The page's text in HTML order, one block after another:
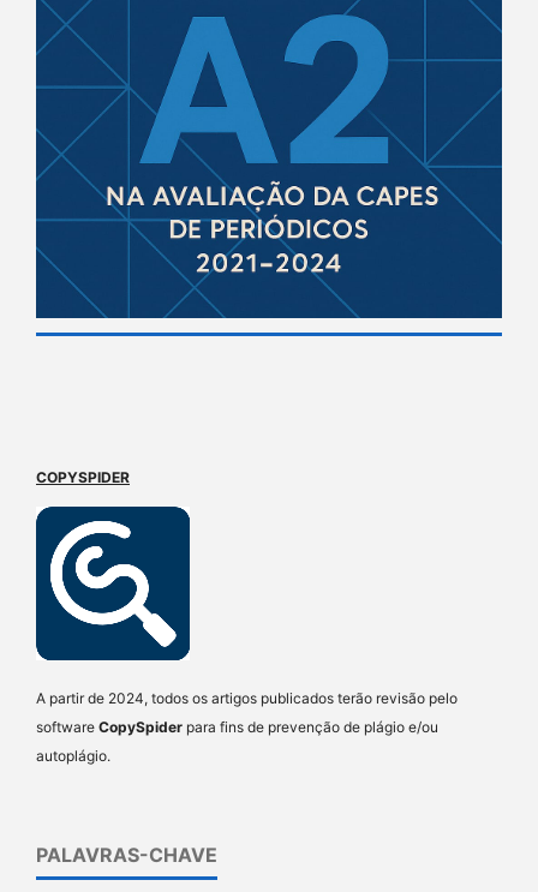
COPYSPIDER
A partir de 2024, todos os artigos publicados terão revisão pelo
software CopySpider para fins de prevenção de plágio e/ou
autoplágio.
PALAVRAS-CHAVE